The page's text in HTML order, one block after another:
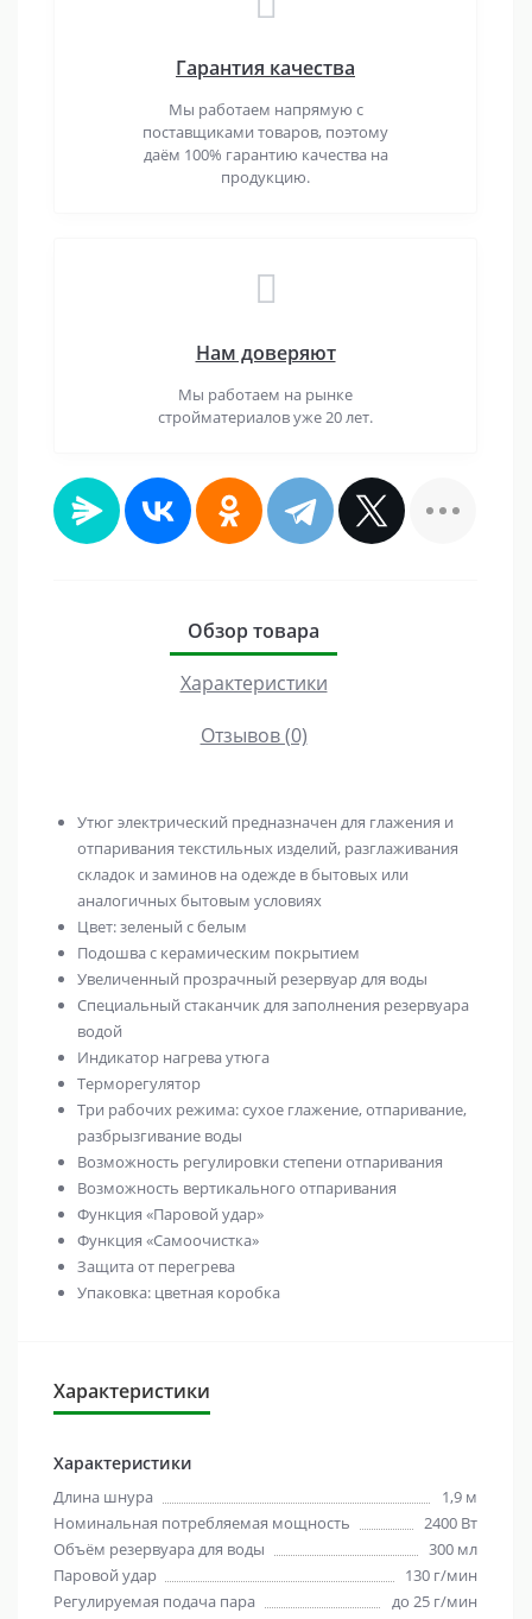
Гарантия качества
Мы работаем напрямую с
поставщиками товаров, поэтому
даём 100% гарантию качества на
продукцию.
Нам доверяют
Мы работаем на рынке
стройматериалов уже 20 лет.
Обзор товара
Характеристики
Отзывов (0)
Утюг электрический предназначен для глажения и
отпаривания текстильных изделий, разглаживания
складок и заминов на одежде в бытовых или
аналогичных бытовым условиях
Цвет: зеленый с белым
Подошва с керамическим покрытием
Увеличенный прозрачный резервуар для воды
Специальный стаканчик для заполнения резервуара
водой
Индикатор нагрева утюга
Терморегулятор
Три рабочих режима: сухое глажение, отпаривание,
разбрызгивание воды
Возможность регулировки степени отпаривания
Возможность вертикального отпаривания
Функция «Паровой удар»
Функция «Самоочистка»
Защита от перегрева
Упаковка: цветная коробка
Характеристики
Характеристики
Длина шнура
1,9 м
Номинальная потребляемая мощность
2400 Вт
Объём резервуара для воды
300 мл
Паровой удар
130 г/мин
Регулируемая подача пара
до 25 г/мин